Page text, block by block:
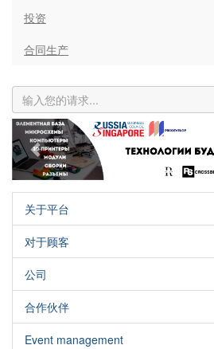
投资
合同生产
Previous
关于平台
对于顾客
公司
合作伙伴
Event management